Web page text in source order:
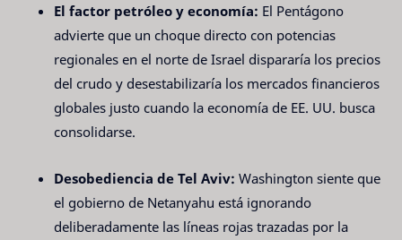
El factor petróleo y economía: El Pentágono
advierte que un choque directo con potencias
regionales en el norte de Israel dispararía los precios
del crudo y desestabilizaría los mercados financieros
globales justo cuando la economía de EE. UU. busca
consolidarse.
Desobediencia de Tel Aviv: Washington siente que
el gobierno de Netanyahu está ignorando
deliberadamente las líneas rojas trazadas por la